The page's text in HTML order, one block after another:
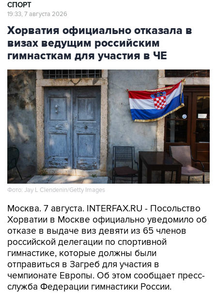
СПОРТ
19:33, 7 августа 2026
Хорватия официально отказала в
визах ведущим российским
гимнасткам для участия в ЧЕ
Фото: Jay L Clendenin/Getty Images
Москва. 7 августа. INTERFAX.RU - Посольство
Хорватии в Москве официально уведомило об
отказе в выдаче виз девяти из 65 членов
российской делегации по спортивной
гимнастике, которые должны были
отправиться в Загреб для участия в
чемпионате Европы. Об этом сообщает пресс-
служба Федерации гимнастики России.